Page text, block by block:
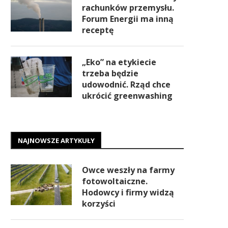
rachunków przemysłu.
Forum Energii ma inną
receptę
„Eko” na etykiecie
trzeba będzie
udowodnić. Rząd chce
ukrócić greenwashing
NAJNOWSZE ARTYKUŁY
Owce weszły na farmy
fotowoltaiczne.
Hodowcy i firmy widzą
korzyści